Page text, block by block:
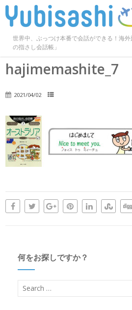
世界中、ぶっつけ本番で会話ができる！海
の指さし会話帳」
hajimemashite_7
2021/04/02
何をお探しですか？